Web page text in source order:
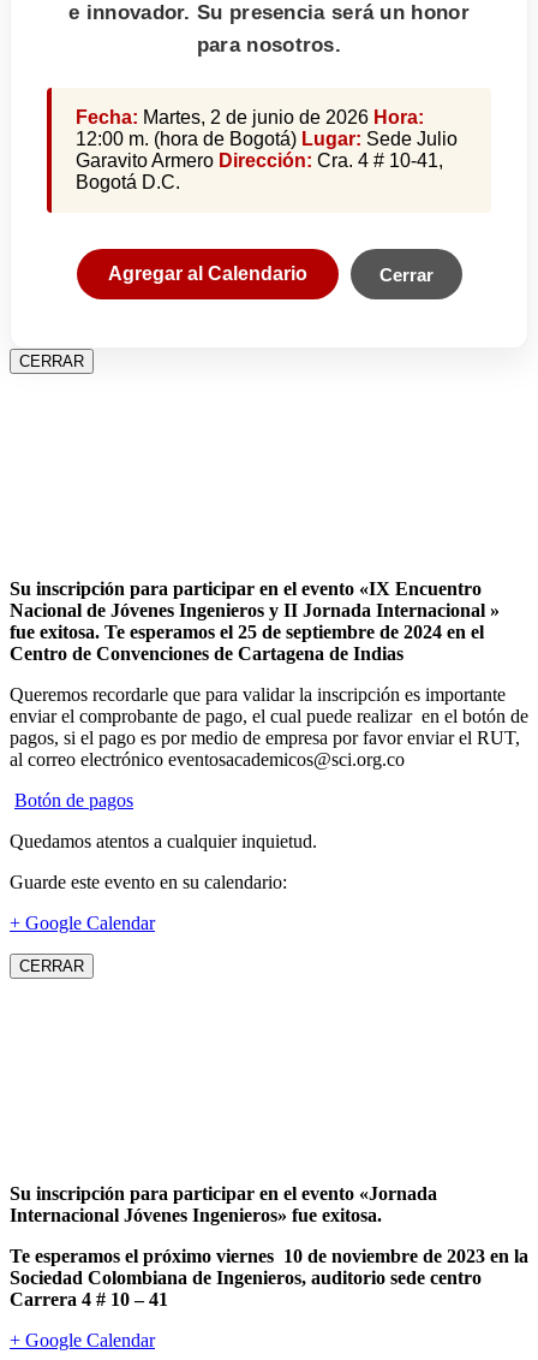
e innovador. Su presencia será un honor
para nosotros.
Fecha: Martes, 2 de junio de 2026 Hora:
12:00 m. (hora de Bogotá) Lugar: Sede Julio
Garavito Armero Dirección: Cra. 4 # 10-41,
Bogotá D.C.
Agregar al Calendario Cerrar
CERRAR
Su inscripción para participar en el evento «IX Encuentro
Nacional de Jóvenes Ingenieros y II Jornada Internacional »
fue exitosa. Te esperamos el 25 de septiembre de 2024 en el
Centro de Convenciones de Cartagena de Indias
Queremos recordarle que para validar la inscripción es importante
enviar el comprobante de pago, el cual puede realizar en el botón de
pagos, si el pago es por medio de empresa por favor enviar el RUT,
al correo electrónico eventosacademicos@sci.org.co
Botón de pagos
Quedamos atentos a cualquier inquietud.
Guarde este evento en su calendario:
+ Google Calendar
CERRAR
Su inscripción para participar en el evento «Jornada
Internacional Jóvenes Ingenieros» fue exitosa.
Te esperamos el próximo viernes 10 de noviembre de 2023 en la
Sociedad Colombiana de Ingenieros, auditorio sede centro
Carrera 4 # 10 – 41
+ Google Calendar